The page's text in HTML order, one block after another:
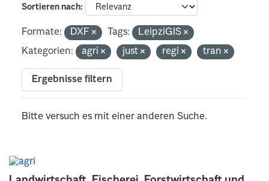
Sortieren nach
Formate: DXF Tags:
LeipziGIS
Kategorien:
agri just regi tran
Ergebnisse filtern
Bitte versuch es mit einer anderen Suche.